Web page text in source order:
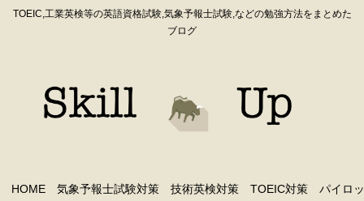
TOEIC,工業英検等の英語資格試験,気象予報士試験,などの勉強方法をまとめた
ブログ
HOME 気象予報士試験対策 技術英検対策 TOEIC対策 パイロ